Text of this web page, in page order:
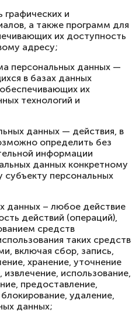
графических и
а также программ для
их доступность
адресу;
персональных данных —
в базах данных
их
технологий и
данных — действия, в
определить без
информации
данных конкретному
персональных
данных – любое действие
действий (операций),
средств
таких средств
включая сбор, запись,
хранение, уточнение
использование,
предоставление,
удаление,
данных;